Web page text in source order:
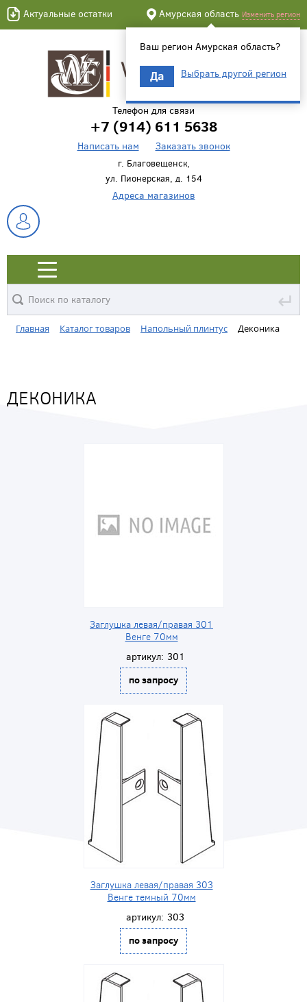
Актуальные остатки Амурская область Изменить регион
Ваш регион Амурская область?
Да Выбрать другой регион
Телефон для связи
+7 (914) 611 5638
Написать нам Заказать звонок
г. Благовещенск,
ул. Пионерская, д. 154
Адреса магазинов
↵
Главная Каталог товаров Напольный плинтус Деконика
ДЕКОНИКА
Заглушка левая/правая 301
Венге 70мм
артикул: 301
по запросу
Заглушка левая/правая 303
Венге темный 70мм
артикул: 303
по запросу